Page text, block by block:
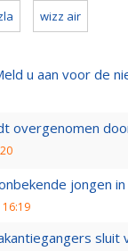
wizz air
u aan voor de
overgenomen
jongen
16:19
sluit